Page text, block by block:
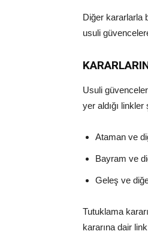
Diğer kararlarla
usuli
Usuli
yer aldığı
Ataman ve
Bayram ve
Geleş ve
Tutuklama
kararına dair